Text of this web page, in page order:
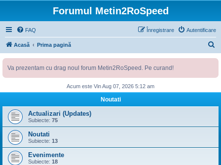
Forumul Metin2RoSpeed
FAQ Autentificare
Înregistrare
Acasă Prima pagină
t
a
Va prezentam cu drag noul forum Metin2RoSpeed. Pe curand!
Acum este Vin Aug 07, 2026 5:12 am
Noutati
Actualizari (Updates)
Subiecte: 75
Noutati
Subiecte: 13
Evenimente
Subiecte: 18